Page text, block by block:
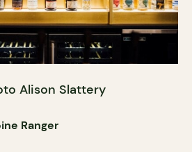
Alison Slattery
Ranger